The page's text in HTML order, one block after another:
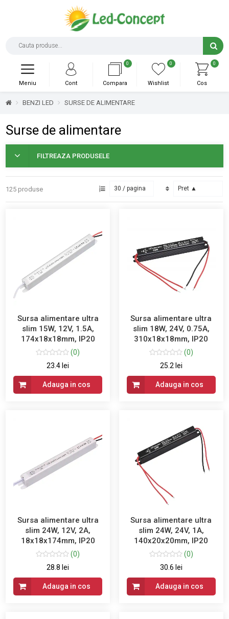
0
Cos
0
Wishlist
0
Compara
Cont
Meniu
BENZI LED SURSE DE ALIMENTARE
Surse de alimentare
FILTREAZA PRODUSELE
125 produse
Sursa alimentare ultra
slim 15W, 12V, 1.5A,
174x18x18mm, IP20
(0)
23.4 lei
Adauga in cos
Sursa alimentare ultra
slim 18W, 24V, 0.75A,
310x18x18mm, IP20
(0)
25.2 lei
Adauga in cos
Sursa alimentare ultra
slim 24W, 12V, 2A,
18x18x174mm, IP20
(0)
28.8 lei
Adauga in cos
Sursa alimentare ultra
slim 24W, 24V, 1A,
140x20x20mm, IP20
(0)
30.6 lei
Adauga in cos